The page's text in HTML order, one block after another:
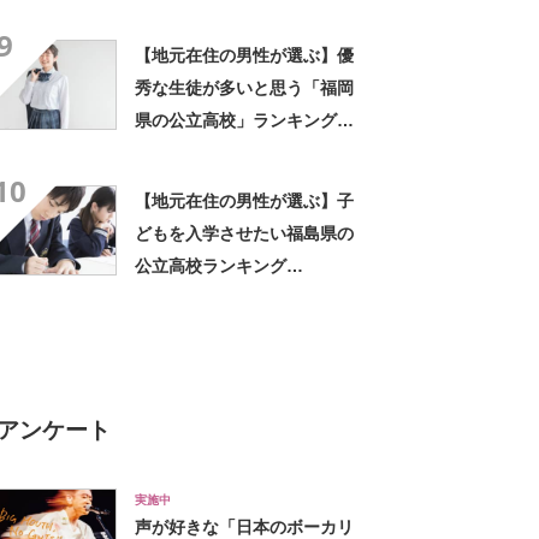
【地元在住の男性が選ぶ】優
秀な生徒が多いと思う「福岡
県の公立高校」ランキング
【地元在住の男性が選ぶ】子
どもを入学させたい福島県の
公立高校ランキング
アンケート
実施中
声が好きな「日本のボーカリ